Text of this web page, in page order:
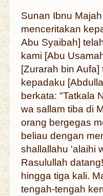
Sunan Ibnu
menceritakan
Abu Syaibah]
kami [Abu
[Zurarah bin
kepadaku
berkata: "Tatkala
wa sallam tiba di
orang bergegas
beliau dengan
shallallahu 'alaihi
Rasulullah
hingga tiga kali.
tengah-tengah